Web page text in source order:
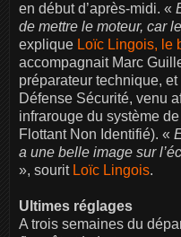
en début d’après-midi. «
de mettre le moteur, car
explique Loïc Lingois, le
accompagnait Marc
préparateur technique,
Défense Sécurité, venu
infrarouge du système
Flottant Non Identifié). «
a une belle image sur
», sourit Loïc Lingois.
Ultimes réglages
A trois semaines du